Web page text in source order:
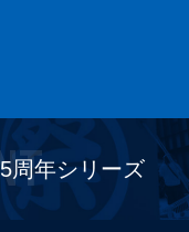
周年シリーズ